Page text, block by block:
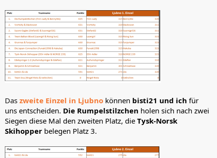
Das zweite Einzel in Ljubno können bisti21 und ich für
uns entscheiden. Die Rumpelstilzchen holen sich nach zwei
Siegen diese Mal den zweiten Platz, die Tysk-Norsk
Skihopper belegen Platz 3.